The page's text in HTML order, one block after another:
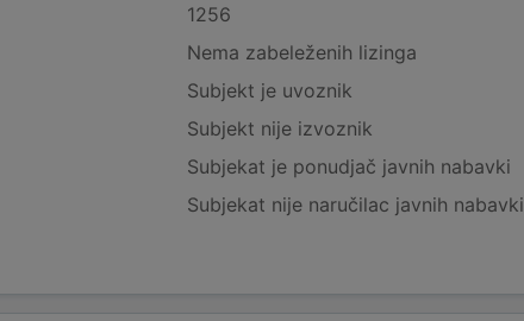
1256
Nema zabeleženih lizinga
Subjekt je uvoznik
Subjekt nije izvoznik
Subjekat je ponudjač javnih nabavki
Subjekat nije naručilac javnih nabavki